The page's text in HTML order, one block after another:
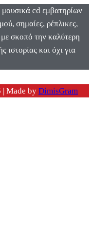
μουσικά cd εμβατηρίων
σημαίες, ρέπλικες,
με σκοπό την καλύτερη
ιστορίας και όχι για
| Made by DimisGram